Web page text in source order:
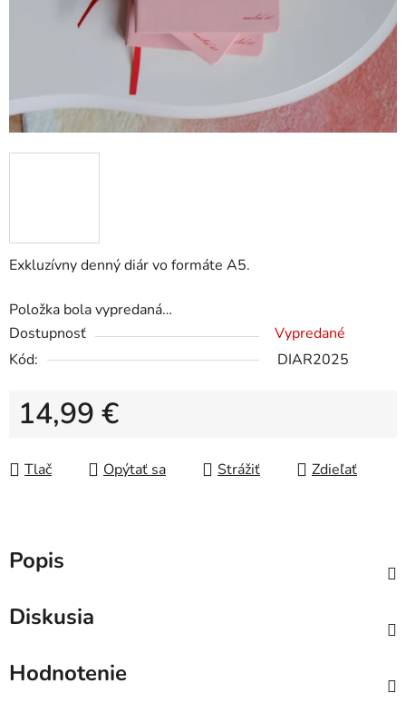
Exkluzívny denný diár vo formáte A5.
Položka bola vypredaná…
Dostupnosť
Vypredané
Kód:
DIAR2025
14,99 €
Tlač
Opýtať sa Strážiť Zdieľať
Popis
Diskusia
Hodnotenie